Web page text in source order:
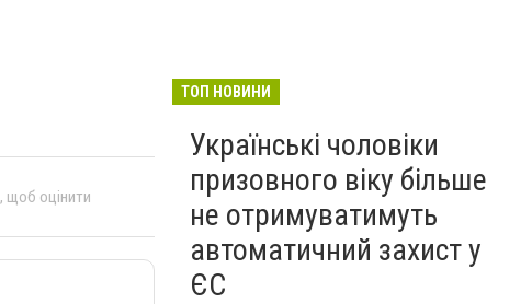
, щоб оцінити
ТОП НОВИНИ
Українські чоловіки
призовного віку більше
не отримуватимуть
автоматичний захист у
ЄС